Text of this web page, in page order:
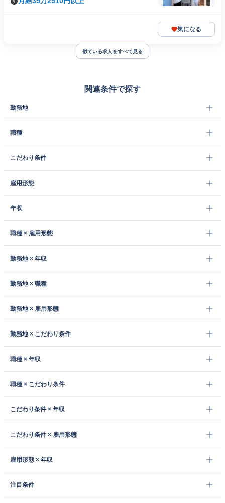
気になる
似ている求人をすべて見る
関連条件で探す
勤務地
職種
こだわり条件
雇用形態
年収
職種 × 雇用形態
勤務地 × 年収
勤務地 × 職種
勤務地 × 雇用形態
勤務地 × こだわり条件
職種 × 年収
職種 × こだわり条件
こだわり条件 × 年収
こだわり条件 × 雇用形態
雇用形態 × 年収
注目条件